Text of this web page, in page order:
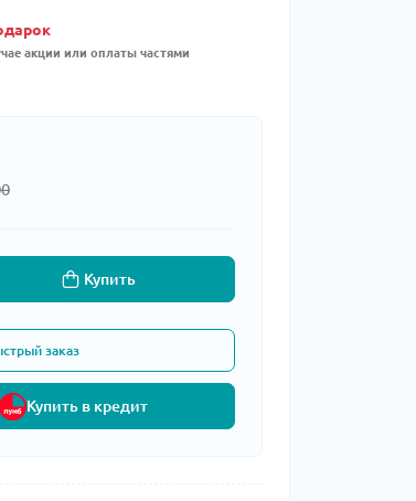
акции или оплаты частями
Купить
заказ
Купить в кредит